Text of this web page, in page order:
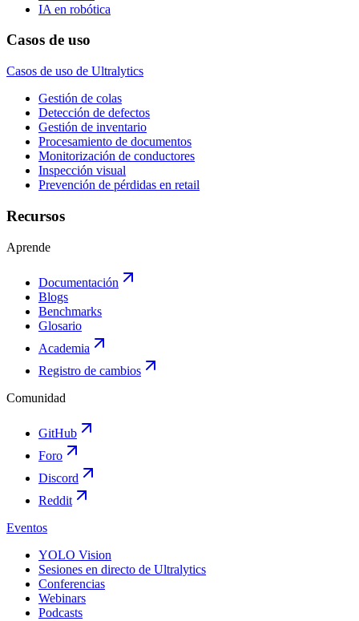
IA en robótica
Casos de uso
Casos de uso de Ultralytics
Gestión de colas
Detección de defectos
Gestión de inventario
Procesamiento de documentos
Monitorización de conductores
Inspección visual
Prevención de pérdidas en retail
Recursos
Aprende
Documentación
Blogs
Benchmarks
Glosario
Academia
Registro de cambios
Comunidad
GitHub
Foro
Discord
Reddit
Eventos
YOLO Vision
Sesiones en directo de Ultralytics
Conferencias
Webinars
Podcasts